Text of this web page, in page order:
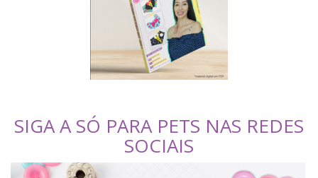
SIGA A SÓ PARA PETS NAS REDES
SOCIAIS